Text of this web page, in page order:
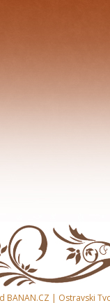
BANAN.CZ | Ostravski